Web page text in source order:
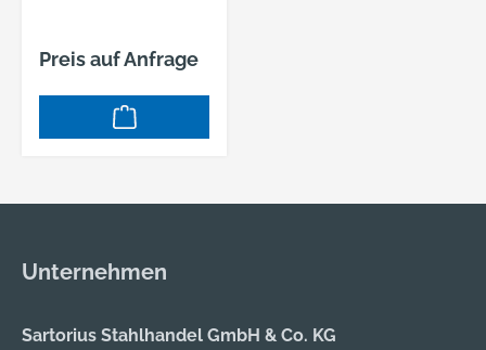
Preis auf Anfrage
Unternehmen
Sartorius Stahlhandel GmbH & Co. KG